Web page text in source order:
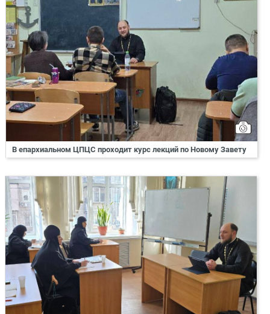
В епархиальном ЦПЦС проходит курс лекций по Новому Завету